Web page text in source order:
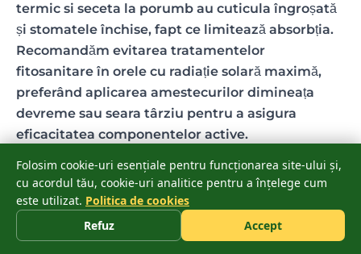
termic si seceta la porumb au cuticula îngroșată
și stomatele închise, fapt ce limitează absorbția.
Recomandăm evitarea tratamentelor
fitosanitare în orele cu radiație solară maximă,
preferând aplicarea amestecurilor dimineața
devreme sau seara târziu pentru a asigura
eficacitatea componentelor active.
De ce se răsucesc frunzele de porumb în timpul
zilei?
Răsucirea frunzelor reprezintă un mecanism
fiziologic de autoapărare prin care porumbul
Folosim cookie-uri esențiale pentru funcționarea site-ului și,
cu acordul tău, cookie-uri analitice pentru a înțelege cum
este utilizat. Politica de cookies
Refuz
Accept